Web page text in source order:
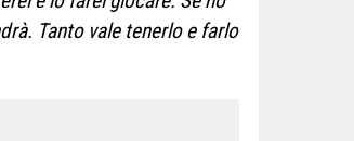
Tanto vale tenerlo e farlo